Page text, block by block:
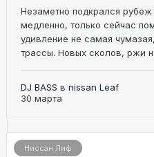
Незаметно подкрался
медленно, только сейчас
удивление не самая
трассы. Новых сколов, ржи
DJ BASS в nissan Leaf
30 марта
Ниссан Лиф